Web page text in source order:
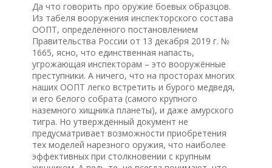
Да что говорить про оружие боевых образцов.
Из табеля вооружения инспекторского состава
ООПТ, определённого постановлением
Правительства России от 13 декабря 2019 г. №
1665, ясно, что единственная напасть,
угрожающая инспекторам – это вооружённые
преступники. А ничего, что на просторах многих
наших ООПТ легко встретить и бурого медведя,
и его белого собрата (самого крупного
наземного хищника планеты), и даже амурского
тигра. Но утверждённый документ не
предусматривает возможности приобретения
тех моделей нарезного оружия, что наиболее
эффективных при столкновении с крупным